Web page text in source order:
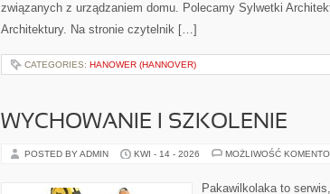
związanych z urządzaniem domu. Polecamy Sylwetki
Architektury. Na stronie czytelnik […]
CATEGORIES: HANOWER (HANNOVER)
WYCHOWANIE I SZKOLENIE
POSTED BY ADMIN KWI - 14 - 2026 MOŻLIWOŚĆ
Pakawilkolaka to